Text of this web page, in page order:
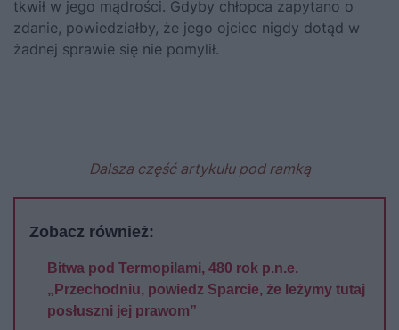
tkwił w jego mądrości. Gdyby chłopca zapytano o
zdanie, powiedziałby, że jego ojciec nigdy dotąd w
żadnej sprawie się nie pomylił.
Dalsza część artykułu pod ramką
Zobacz również:
Bitwa pod Termopilami, 480 rok p.n.e.
„Przechodniu, powiedz Sparcie, że leżymy tutaj
posłuszni jej prawom”